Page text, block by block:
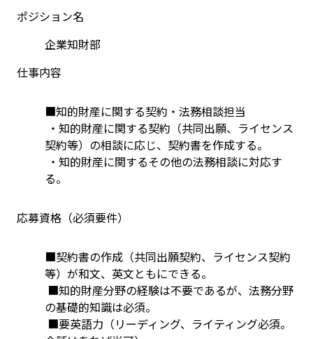
ポジション名
企業知財部
仕事内容
■知的財産に関する契約・法務相談担当
契約等）の相談に応じ、契約書を作成する。
る。
応募資格（必須要件）
■契約書の作成（共同出願契約、ライセンス契約
等）が和文、英文ともにできる。
の基礎的知識は必須。